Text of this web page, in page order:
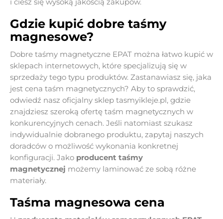
Gdzie kupić dobre taśmy
magnesowe?
Dobre taśmy magnetyczne EPAT można łatwo kupić w
sklepach internetowych, które specjalizują się w
sprzedaży tego typu produktów. Zastanawiasz się, jaka
jest cena taśm magnetycznych? Aby to sprawdzić,
odwiedź nasz oficjalny sklep tasmyikleje.pl, gdzie
znajdziesz szeroką ofertę taśm magnetycznych w
konkurencyjnych cenach. Jeśli natomiast szukasz
indywidualnie dobranego produktu, zapytaj naszych
doradców o możliwość wykonania konkretnej
konfiguracji. Jako producent taśmy
magnetycznej możemy laminować ze sobą różne
materiały.
Taśma magnesowa cena